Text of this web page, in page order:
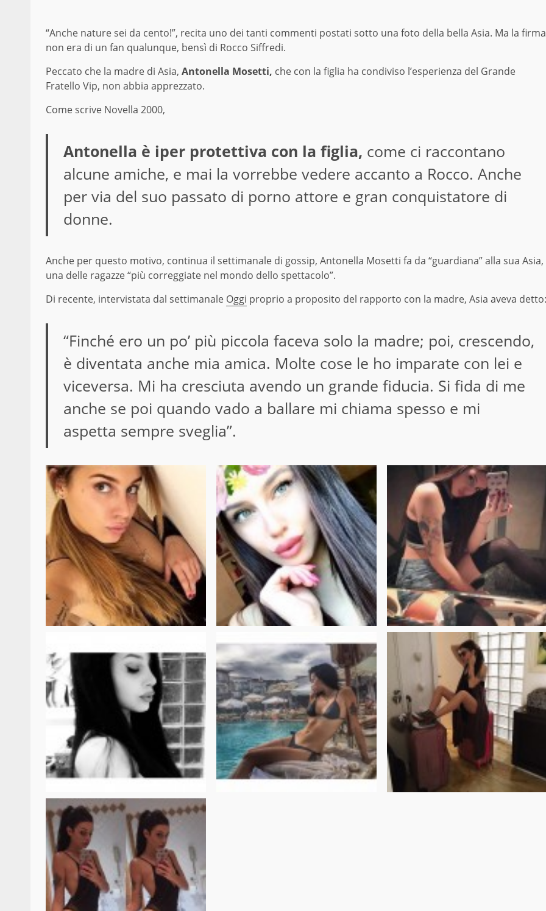
“Anche nature sei da cento!”, recita uno dei tanti commenti postati sotto una foto della bella Asia. Ma la firma
non era di un fan qualunque, bensì di Rocco Siffredi.
Peccato che la madre di Asia, Antonella Mosetti, che con la figlia ha condiviso l’esperienza del Grande
Fratello Vip, non abbia apprezzato.
Come scrive Novella 2000,
Antonella è iper protettiva con la figlia, come ci raccontano
alcune amiche, e mai la vorrebbe vedere accanto a Rocco. Anche
per via del suo passato di porno attore e gran conquistatore di
donne.
Anche per questo motivo, continua il settimanale di gossip, Antonella Mosetti fa da “guardiana” alla sua Asia,
una delle ragazze “più correggiate nel mondo dello spettacolo”.
Di recente, intervistata dal settimanale Oggi proprio a proposito del rapporto con la madre, Asia aveva detto:
“Finché ero un po’ più piccola faceva solo la madre; poi, crescendo,
è diventata anche mia amica. Molte cose le ho imparate con lei e
viceversa. Mi ha cresciuta avendo un grande fiducia. Si fida di me
anche se poi quando vado a ballare mi chiama spesso e mi
aspetta sempre sveglia”.